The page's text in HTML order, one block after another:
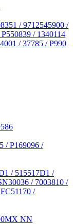
/ 9712545900 /
/ 1340114
/ 37785 / P990
/ P169096 /
/ 515517D1 /
/ 7003810 /
/
NN